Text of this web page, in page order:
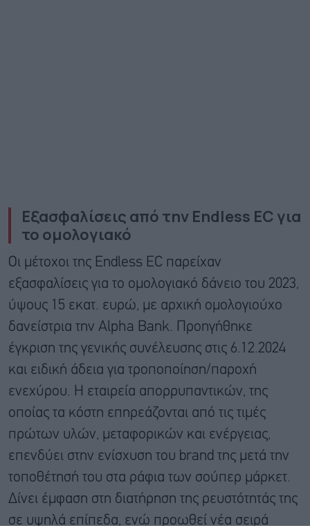
Εξασφαλίσεις από την Endless ΕC για
το ομολογιακό
Οι μέτοχοι της Endless EC παρείχαν
εξασφαλίσεις για το ομολογιακό δάνειο του 2023,
ύψους 15 εκατ. ευρώ, με αρχική ομολογιούχο
δανείστρια την Alpha Bank. Προηγήθηκε
έγκριση της γενικής συνέλευσης στις 6.12.2024
και ειδική άδεια για τροποποίηση/παροχή
ενεχύρου. Η εταιρεία απορρυπαντικών, της
οποίας τα κόστη επηρεάζονται από τις τιμές
πρώτων υλών, μεταφορικών και ενέργειας,
επενδύει στην ενίσχυση του brand της μετά την
τοποθέτησή του στα ράφια των σούπερ μάρκετ.
Δίνει έμφαση στη διατήρηση της ρευστότητάς της
σε υψηλά επίπεδα, ενώ προωθεί νέα σειρά